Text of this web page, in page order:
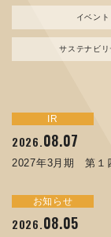
イベント
サステナビリ
IR
2026.08.07
2027年3月期 第１
お知らせ
2026.08.05
新規事業
2024.04.10
資源ごみAI 自動選
お知らせ
2026.08.05
夏季休業のお知らせ
お知らせ
2025.11.17
トピックス
2026.07.17
ORANGE NEWS
トピックス
2026.04.17
イベント
2026.04.03
MEX金沢2026 出
イベント
2025.08.29
IR
2026.08.07
2027年3月期 第１
IR
2026.07.22
サステナビリティ
2026.07.24
中学生（光野中学
サステナビリティ
2026.06.12